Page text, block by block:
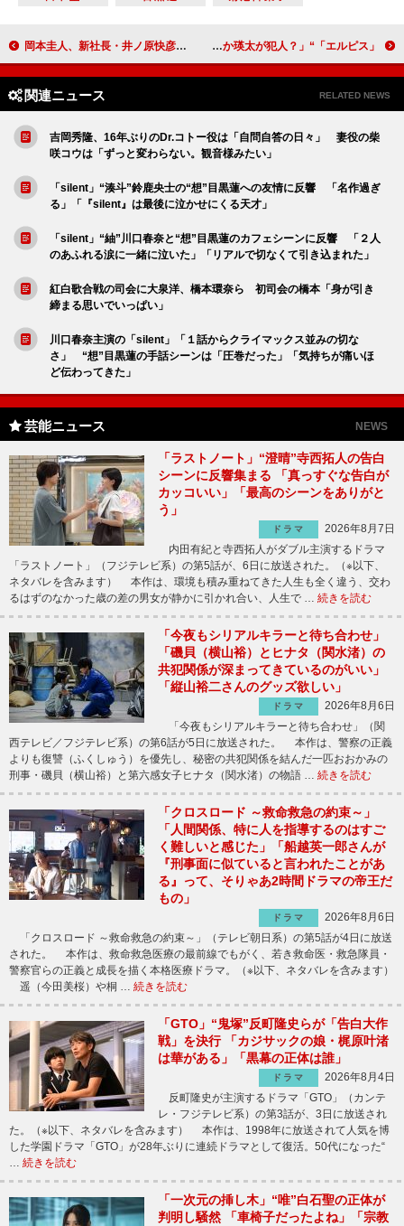
岡本圭人、新社長・井ノ原快彦は「特別な存在」 「きっと僕たちを導いてくれる」 「エルピス」“斎藤”鈴木亮平の「色気がすごい」 永山瑛太のサプライズ登場に「まさか瑛太が犯人？」
関連ニュース RELATED NEWS
吉岡秀隆、16年ぶりのDr.コトー役は「自問自答の日々」 妻役の柴
咲コウは「ずっと変わらない。観音様みたい」
「silent」“湊斗”鈴鹿央士の“想”目黒蓮への友情に反響 「名作過ぎ
る」「『silent』は最後に泣かせにくる天才」
「silent」“紬”川口春奈と“想”目黒蓮のカフェシーンに反響 「２人
のあふれる涙に一緒に泣いた」「リアルで切なくて引き込まれた」
紅白歌合戦の司会に大泉洋、橋本環奈ら 初司会の橋本「身が引き
締まる思いでいっぱい」
川口春奈主演の「silent」「１話からクライマックス並みの切な
さ」 “想”目黒蓮の手話シーンは「圧巻だった」「気持ちが痛いほ
ど伝わってきた」
芸能ニュース NEWS
「ラストノート」“澄晴”寺西拓人の告白
シーンに反響集まる 「真っすぐな告白が
カッコいい」「最高のシーンをありがと
う」
ドラマ
2026年8月7日
内田有紀と寺西拓人がダブル主演するドラマ
「ラストノート」（フジテレビ系）の第5話が、6日に放送された。（※以下、
ネタバレを含みます） 本作は、環境も積み重ねてきた人生も全く違う、交わ
るはずのなかった歳の差の男女が静かに引かれ合い、人生で … 続きを読む
「今夜もシリアルキラーと待ち合わせ」
「磯貝（横山裕）とヒナタ（関水渚）の
共犯関係が深まってきているのがいい」
「縦山裕二さんのグッズ欲しい」
ドラマ
2026年8月6日
「今夜もシリアルキラーと待ち合わせ」（関
西テレビ／フジテレビ系）の第6話が5日に放送された。 本作は、警察の正義
よりも復讐（ふくしゅう）を優先し、秘密の共犯関係を結んだ一匹おおかみの
刑事・磯貝（横山裕）と第六感女子ヒナタ（関水渚）の物語 … 続きを読む
「クロスロード ～救命救急の約束～」
「人間関係、特に人を指導するのはすご
く難しいと感じた」「船越英一郎さんが
『刑事面に似ていると言われたことがあ
る』って、そりゃあ2時間ドラマの帝王だ
もの」
ドラマ
2026年8月6日
「クロスロード ～救命救急の約束～」（テレビ朝日系）の第5話が4日に放送
された。 本作は、救命救急医療の最前線でもがく、若き救命医・救急隊員・
警察官らの正義と成長を描く本格医療ドラマ。（※以下、ネタバレを含みます）
遥（今田美桜）や桐 … 続きを読む
「GTO」“鬼塚”反町隆史らが「告白大作
戦」を決行 「カジサックの娘・梶原叶渚
は華がある」「黒幕の正体は誰」
ドラマ
2026年8月4日
反町隆史が主演するドラマ「GTO」（カンテ
レ・フジテレビ系）の第3話が、3日に放送され
た。（※以下、ネタバレを含みます） 本作は、1998年に放送されて人気を博
した学園ドラマ「GTO」が28年ぶりに連続ドラマとして復活。50代になった“
… 続きを読む
「一次元の挿し木」“唯”白石聖の正体が
判明し騒然 「車椅子だったよね」「宗教